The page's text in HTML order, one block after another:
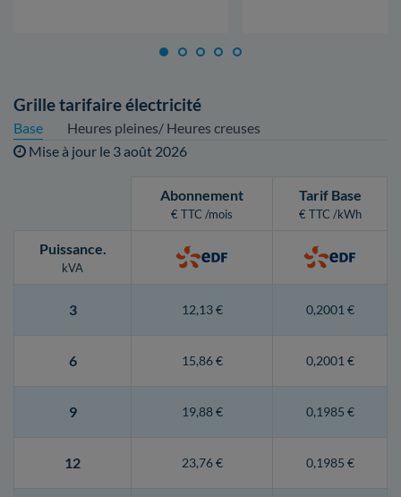
Grille tarifaire électricité
Base
Heures pleines/ Heures creuses
Mise à jour le 3 août 2026
Abonnement
€ TTC /mois
Tarif Base
€ TTC /kWh
Puissance.
kVA
3 12,13 € 0,2001 €
6 15,86 € 0,2001 €
9 19,88 € 0,1985 €
12 23,76 € 0,1985 €